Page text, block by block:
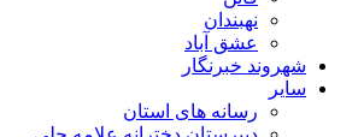
نهبندان
عشق آباد
شهروند خبرنگار
سایر
رسانه های استان